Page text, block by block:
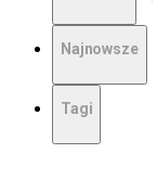
Najnowsze
Tagi